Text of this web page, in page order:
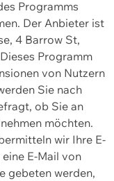
Programms
Der Anbieter ist
4 Barrow St,
Programm
von Nutzern
Sie nach
ob Sie an
möchten.
wir Ihre E-
E-Mail von
gebeten werden,